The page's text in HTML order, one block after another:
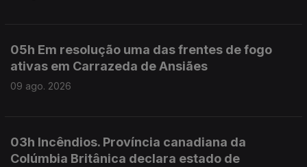
05h Em resolução uma das frentes de fogo
ativas em Carrazeda de Ansiães
09 ago. 2026
03h Incêndios. Província canadiana da
Colúmbia Britânica declara estado de